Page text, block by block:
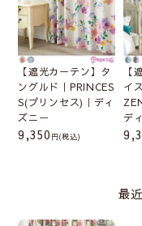
【遮光カーテン】タ
ングルド｜PRINCES
S(プリンセス)｜ディ
ズニー
9,350 (税込)
【
イ
デ
最